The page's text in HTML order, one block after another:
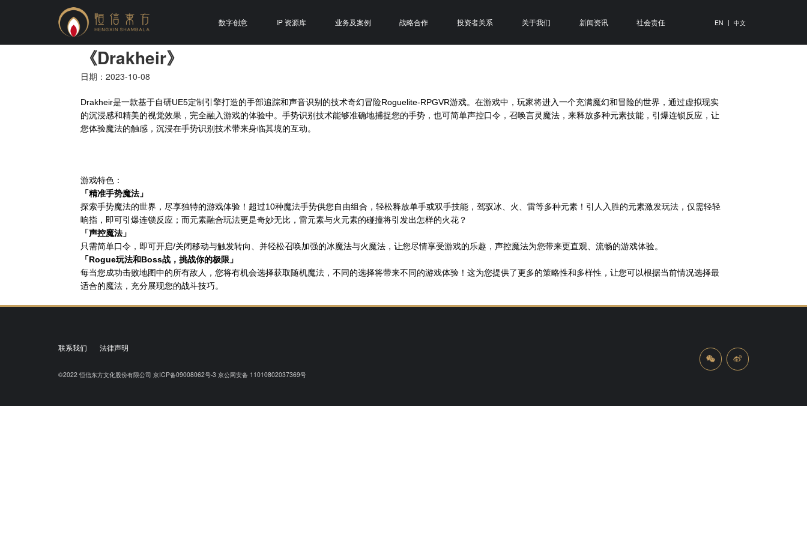
数字创意 IP 资源库 业务及案例 战略合作 投资者关系 关于我们 新闻资讯 社会责任 EN | 中文
《Drakheir》
日期：2023-10-08
Drakheir是一款基于自研UE5定制引擎打造的手部追踪和声音识别的技术奇幻冒险Roguelite-RPGVR游戏。在游戏中，玩家将进入一个充满魔幻和冒险的世界，通过虚拟现实
的沉浸感和精美的视觉效果，完全融入游戏的体验中。手势识别技术能够准确地捕捉您的手势，也可简单声控口令，召唤言灵魔法，来释放多种元素技能，引爆连锁反应，让
您体验魔法的触感，沉浸在手势识别技术带来身临其境的互动。
游戏特色：
「精准手势魔法」
探索手势魔法的世界，尽享独特的游戏体验！超过10种魔法手势供您自由组合，轻松释放单手或双手技能，驾驭冰、火、雷等多种元素！引人入胜的元素激发玩法，仅需轻轻
响指，即可引爆连锁反应；而元素融合玩法更是奇妙无比，雷元素与火元素的碰撞将引发出怎样的火花？
「声控魔法」
只需简单口令，即可开启/关闭移动与触发转向、并轻松召唤加强的冰魔法与火魔法，让您尽情享受游戏的乐趣，声控魔法为您带来更直观、流畅的游戏体验。
「Rogue玩法和Boss战，挑战你的极限」
每当您成功击败地图中的所有敌人，您将有机会选择获取随机魔法，不同的选择将带来不同的游戏体验！这为您提供了更多的策略性和多样性，让您可以根据当前情况选择最
适合的魔法，充分展现您的战斗技巧。
联系我们 法律声明
©2022恒信东方文化股份有限公司 京ICP备09008062号-3 京公网安备 11010802037369号